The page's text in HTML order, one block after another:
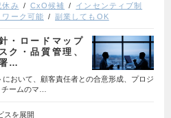
休み CxO候補
インセンティブ制
ワーク可能 副業してもOK
・ロードマップ
ク・品質管理、
…
おいて、顧客責任者との合意形成、プロジ
ームのマ…
スを展開